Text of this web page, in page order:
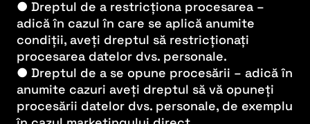
● Dreptul de a restricționa procesarea –
adică în cazul în care se aplică anumite
condiții, aveți dreptul să restricționați
procesarea datelor dvs. personale.
● Dreptul de a se opune procesării – adică în
anumite cazuri aveți dreptul să vă opuneți
procesării datelor dvs. personale, de exemplu